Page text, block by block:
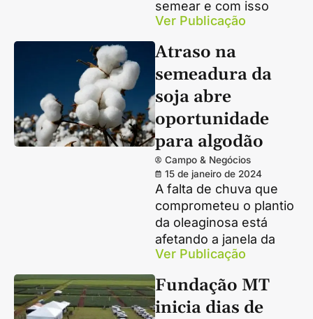
semear e com isso
Ver Publicação
Atraso na
semeadura da
soja abre
oportunidade
para algodão
Campo & Negócios
15 de janeiro de 2024
A falta de chuva que
comprometeu o plantio
da oleaginosa está
afetando a janela da
Ver Publicação
Fundação MT
inicia dias de